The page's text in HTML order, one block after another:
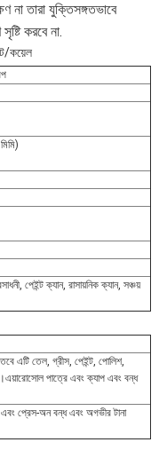
না তারা যুক্তিসঙ্গতভাবে
করবে না.
কয়েল
পেইন্ট ক্যান, রাসায়নিক ক্যান, সঞ্চয়
এটি তেল, গ্রীস, পেইন্ট, পোলিশ,
পাত্রে এবং ক্যাপ এবং বন্ধ
এবং প্রেস-অন বন্ধ এবং অগভীর টানা